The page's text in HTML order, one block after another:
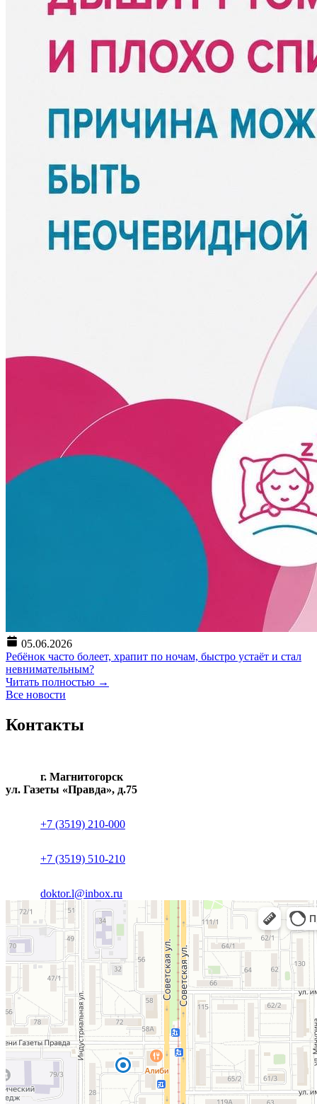
05.06.2026
Ребёнок часто болеет, храпит по ночам, быстро устаёт и стал
невнимательным?
Читать полностью →
Все новости
Контакты
г. Магнитогорск
ул. Газеты «Правда», д.75
+7 (3519) 210-000
+7 (3519) 510-210
doktor.l@inbox.ru